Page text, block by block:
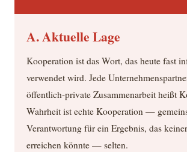
A. Aktuelle Lage
Kooperation ist das Wort, das heute fast
verwendet wird. Jede
öffentlich-private Zusammenarbeit heißt
Wahrheit ist echte Kooperation —
Verantwortung für ein Ergebnis, das
erreichen könnte — selten.